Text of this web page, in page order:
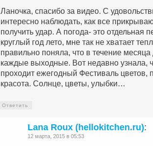
Ланочка, спасибо за видео. С
интересно наблюдать, как все
получить удар. А погода- это отдельная
круглый год лето, мне так не хватает
правильно поняла, что в течение месяца
каждые выходные. Вот недавно узнала,
проходит ежегодный Фестиваль цветов,
красота. Солнце, цветы, улыбки…
Ответить
Lana Roux (hellokitchen.ru):
12 марта, 2015 в 05:53